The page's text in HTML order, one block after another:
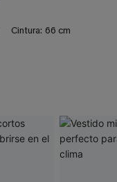
Cintura: 66 cm